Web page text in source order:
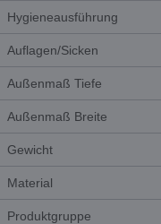
Hygieneausführung
Auflagen/Sicken
Außenmaß Tiefe
Außenmaß Breite
Gewicht
Material
Produktgruppe